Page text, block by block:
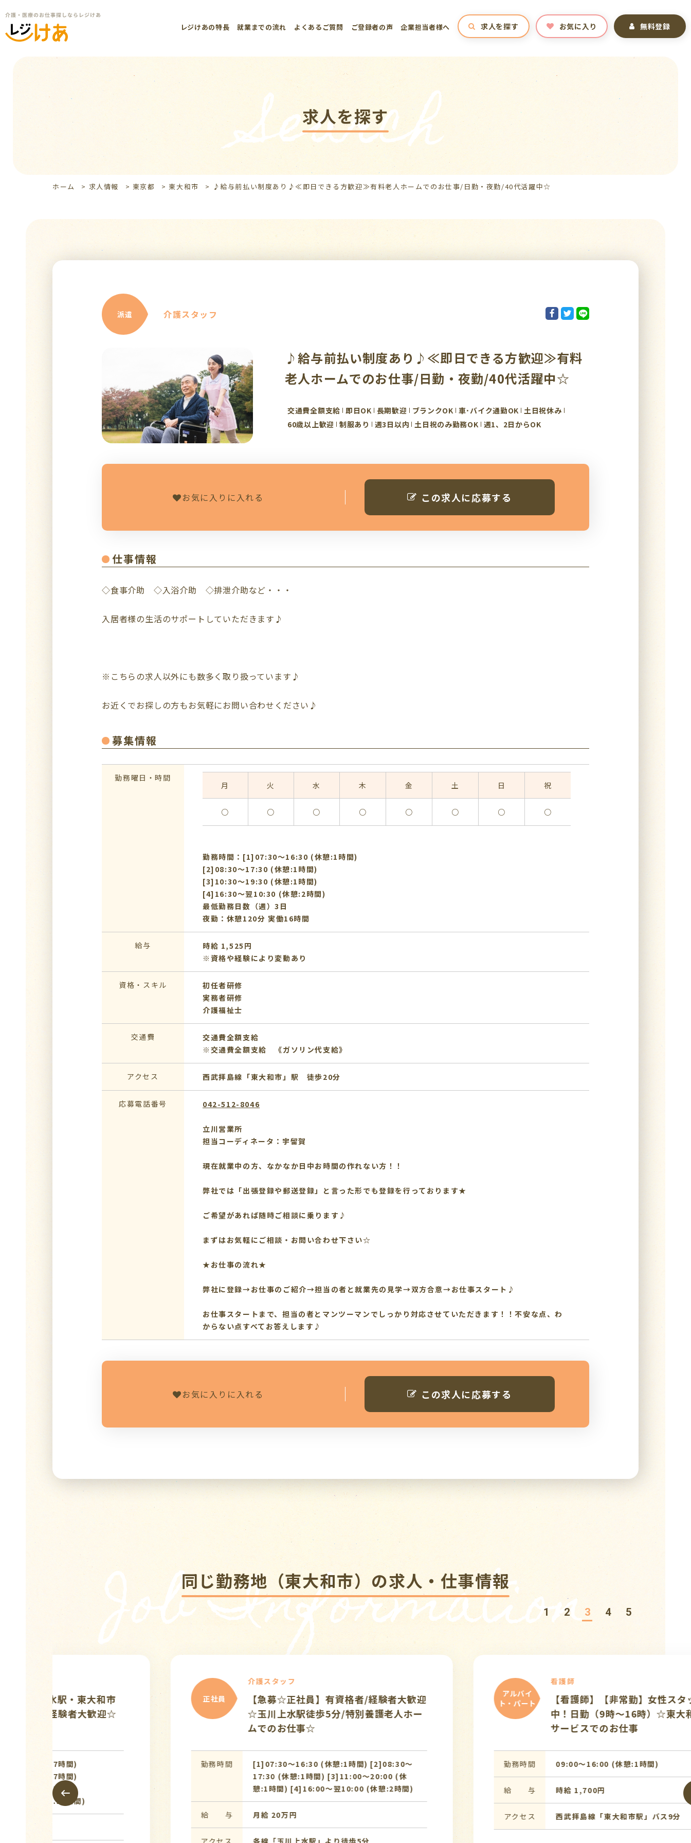
レジけあの特長 就業までの流れ よくあるご質問 ご登録者の声 企業担当者様へ 求人を探す お気に入り 無料登録
求人を探す
Search
ホーム > 求人情報 > 東京都 > 東大和市 > ♪給与前払い制度あり♪≪即日できる方歓迎≫有料老人ホームでのお仕事/日勤・夜勤/40代活躍中☆
派遣 介護スタッフ
♪給与前払い制度あり♪≪即日できる方歓迎≫有料
老人ホームでのお仕事/日勤・夜勤/40代活躍中☆
交通費全額支給 即日OK 長期歓迎 ブランクOK 車･バイク通勤OK 土日祝休み
60歳以上歓迎 制服あり 週3日以内 土日祝のみ勤務OK 週1、2日からOK
お気に入りに入れる この求人に応募する
仕事情報
◇食事介助 ◇入浴介助 ◇排泄介助など・・・
入居者様の生活のサポートしていただきます♪
※こちらの求人以外にも数多く取り扱っています♪
お近くでお探しの方もお気軽にお問い合わせください♪
募集情報
勤務曜日・時間
月 火 水 木 金 土 日 祝
○ ○ ○ ○ ○ ○ ○ ○
勤務時間：[1]07:30〜16:30 (休憩:1時間)
[2]08:30〜17:30 (休憩:1時間)
[3]10:30〜19:30 (休憩:1時間)
[4]16:30〜翌10:30 (休憩:2時間)
最低勤務日数（週）3日
夜勤：休憩120分 実働16時間
給与
時給 1,525円
※資格や経験により変動あり
資格・スキル
初任者研修
実務者研修
介護福祉士
交通費
交通費全額支給
※交通費全額支給 《ガソリン代支給》
アクセス 西武拝島線「東大和市」駅 徒歩20分
応募電話番号 042-512-8046
立川営業所
担当コーディネータ：宇留賀
現在就業中の方、なかなか日中お時間の作れない方！！
弊社では「出張登録や郵送登録」と言った形でも登録を行っております★
ご希望があれば随時ご相談に乗ります♪
まずはお気軽にご相談・お問い合わせ下さい☆
★お仕事の流れ★
弊社に登録→お仕事のご紹介→担当の者と就業先の見学→双方合意→お仕事スタート♪
お仕事スタートまで、担当の者とマンツーマンでしっかり対応させていただきます！！不安な点、わ
からない点すべてお答えします♪
お気に入りに入れる この求人に応募する
Job Information
同じ勤務地（東大和市）の求人・仕事情報
アルバイ
ト・パート
【看護師】【非常勤】女性スタッフ活躍
中！日勤（9時～16時）☆東大和市/デイ
09:00〜16:00 (休憩:1時間)
時給 1,700円
アクセス 西武拝島線「東大和市駅」バス9分
派遣
【給与前払い制度開始☆】女性スタッフ
活躍中の施設です！日勤のみ♪車通勤可
能☆武蔵大和駅より徒歩15分/サ高住で
勤務時間 09:00〜18:00 (休憩:1時間)
給 与 時給 1,650円
アクセス 西武多摩湖線「武蔵大和駅」より徒歩15分
1 2 3 4 5